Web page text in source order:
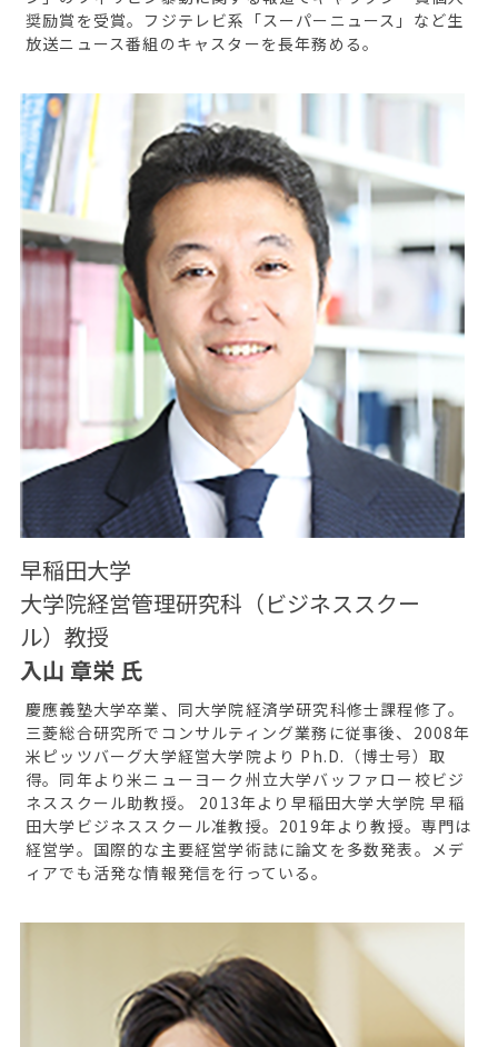
奨励賞を受賞。フジテレビ系「スーパーニュース」など生
放送ニュース番組のキャスターを長年務める。
早稲田大学
大学院経営管理研究科（ビジネススクー
ル）教授
入山 章栄 氏
慶應義塾大学卒業、同大学院経済学研究科修士課程修了。
三菱総合研究所でコンサルティング業務に従事後、2008年
米ピッツバーグ大学経営大学院より Ph.D.（博士号）取
得。同年より米ニューヨーク州立大学バッファロー校ビジ
ネススクール助教授。 2013年より早稲田大学大学院 早稲
田大学ビジネススクール准教授。2019年より教授。専門は
経営学。国際的な主要経営学術誌に論文を多数発表。メデ
ィアでも活発な情報発信を行っている。